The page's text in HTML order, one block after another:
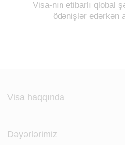
Visa-nın etibarlı qlobal
ödənişlər edərkən
Visa haqqında
Dəyərlərimiz